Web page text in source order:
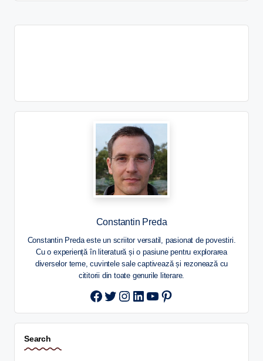
Constantin Preda
Constantin Preda este un scriitor versatil, pasionat de povestiri.
Cu o experiență în literatură și o pasiune pentru explorarea
diverselor teme, cuvintele sale captivează și rezonează cu
cititorii din toate genurile literare.
Twitter
Instagram
LinkedIn
YouTube
Pinterest
Search